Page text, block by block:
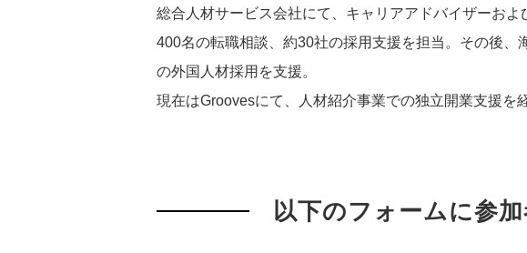
総合人材サービス会社にて、キャリアアドバイザーお
400名の転職相談、約30社の採用支援を担当。その後
の外国人材採用を支援。
現在はGroovesにて、人材紹介事業での独立開業支援を
以下のフォームに参